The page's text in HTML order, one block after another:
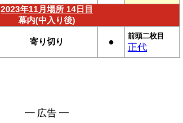
2023年11月場所 14日目
幕内(中入り後)
寄り切り ●
前頭二枚目
正代
━ 広告 ━